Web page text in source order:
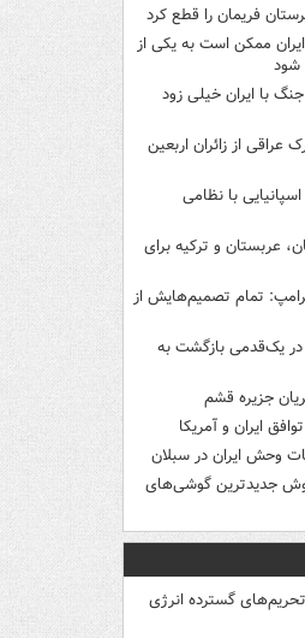
فریمان را قطع کرد
ممکن است به یکی از
شود
با ایران خیلی زود
از زائران اربعین
با نظامی
عربستان و ترکیه برای
تمام تصمیم‌هایش از
در یک‌قدمی بازگشت به
جزیره قشم
ایران و آمریکا
وحش ایران در سبلان
جدیدترین گوشی‌های
گسترده انرژی